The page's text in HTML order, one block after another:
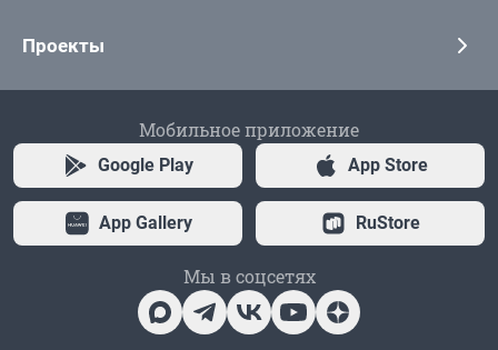
Проекты
Мобильное приложение
Google Play App Store
App Gallery RuStore
Мы в соцсетях